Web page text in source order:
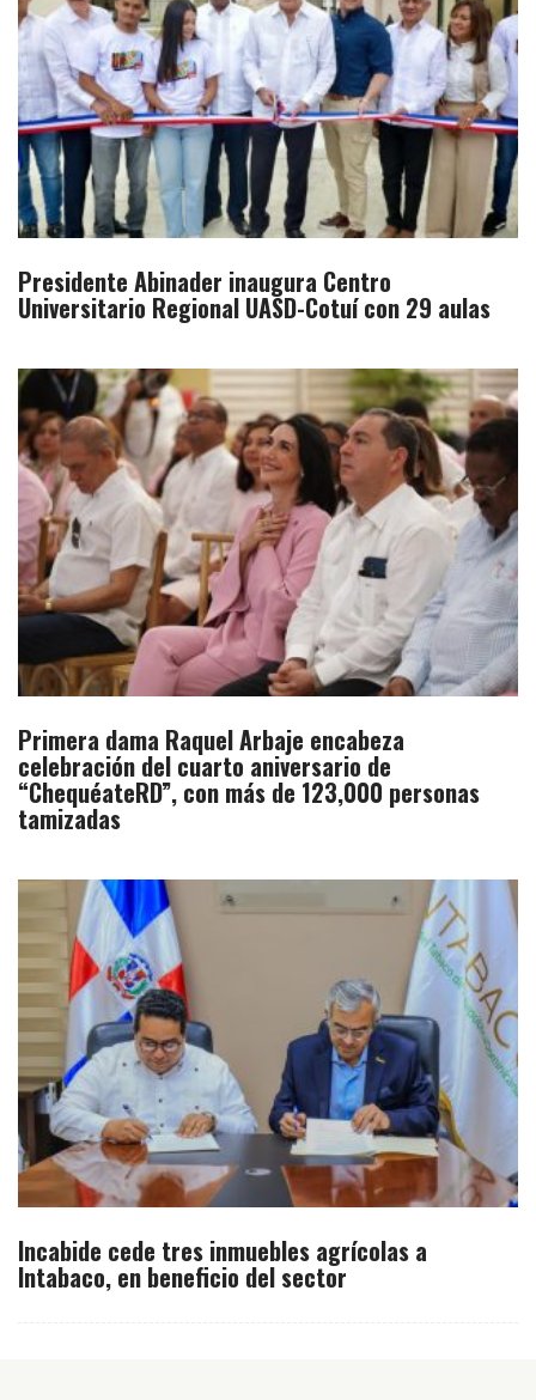
Presidente Abinader inaugura Centro
Universitario Regional UASD-Cotuí con 29 aulas
Primera dama Raquel Arbaje encabeza
celebración del cuarto aniversario de
“ChequéateRD”, con más de 123,000 personas
tamizadas
Incabide cede tres inmuebles agrícolas a
Intabaco, en beneficio del sector